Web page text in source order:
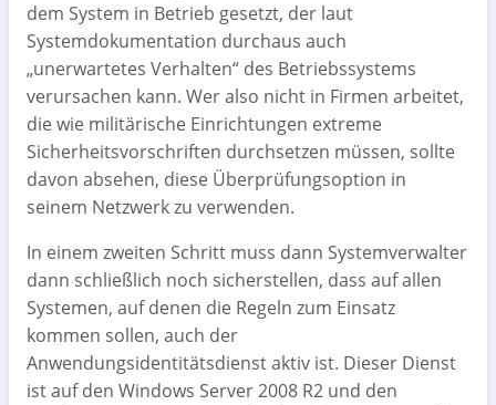
dem System in Betrieb gesetzt, der laut
Systemdokumentation durchaus auch
„unerwartetes Verhalten“ des Betriebssystems
verursachen kann. Wer also nicht in Firmen arbeitet,
die wie militärische Einrichtungen extreme
Sicherheitsvorschriften durchsetzen müssen, sollte
davon absehen, diese Überprüfungsoption in
seinem Netzwerk zu verwenden.
In einem zweiten Schritt muss dann Systemverwalter
dann schließlich noch sicherstellen, dass auf allen
Systemen, auf denen die Regeln zum Einsatz
kommen sollen, auch der
Anwendungsidentitätsdienst aktiv ist. Dieser Dienst
ist auf den Windows Server 2008 R2 und den